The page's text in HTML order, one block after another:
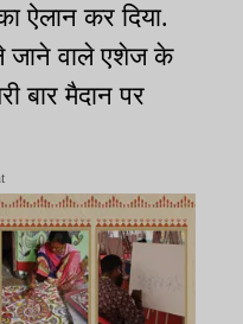
ऐलान कर दिया.
जाने वाले एशेज के
बार मैदान पर